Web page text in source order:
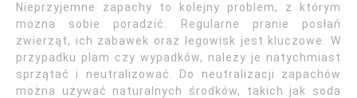
Nieprzyjemne zapachy to kolejny problem, z którym
można sobie poradzić. Regularne pranie posłań
zwierząt, ich zabawek oraz legowisk jest kluczowe. W
przypadku plam czy wypadków, należy je natychmiast
sprzątać i neutralizować. Do neutralizacji zapachów
można używać naturalnych środków, takich jak soda